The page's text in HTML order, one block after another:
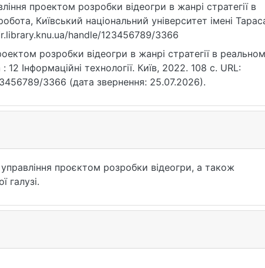
проектом розробки відеогри в жанрі стратегії в
Київський національний університет імені
handle/123456789/3366
розробки відеогри в жанрі стратегії в
12 Інформаційні технології. Київ, 2022. 108 с. URL:
3366 (дата звернення: 25.07.2026).
проєктом розробки відеогри, а також
галузі.